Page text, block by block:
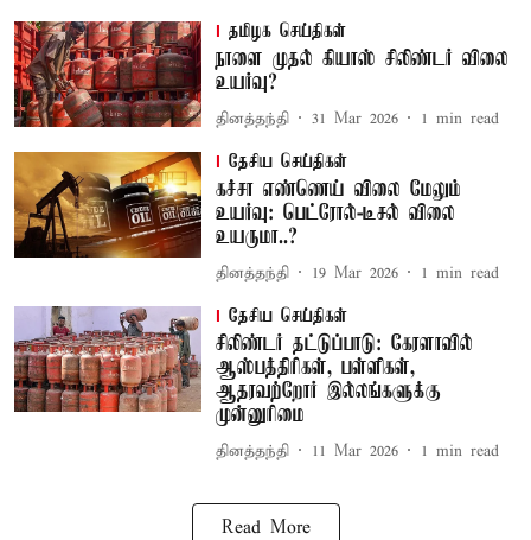
தமிழக செய்திகள்
நாளை முதல் கியாஸ் சிலிண்டர் விலை
உயர்வு?
தினத்தந்தி 31 Mar 2026 1 min read
தேசிய செய்திகள்
கச்சா எண்ணெய் விலை மேலும்
உயர்வு: பெட்ரோல்-டீசல் விலை
உயருமா..?
தினத்தந்தி 19 Mar 2026 1 min read
தேசிய செய்திகள்
சிலிண்டர் தட்டுப்பாடு: கேரளாவில்
ஆஸ்பத்திரிகள், பள்ளிகள்,
ஆதரவற்றோர் இல்லங்களுக்கு
முன்னுரிமை
தினத்தந்தி 11 Mar 2026 1 min read
Read More